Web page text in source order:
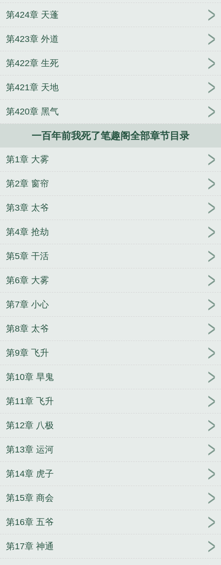
章节更新时间
一百年前一百岁一百
年后多少岁
成
为男校宿管NPC林桑桑菡菡
赵峰雯
雯刘波笔趣阁
萧景秦越苏梨笔
马 成为男校宿管NPC笔趣阁
婴语满级我拿捏全豪门
刘天祥赵小花笔趣阁
获得催眠后玩遍全世界笔趣阁
程江雪周覆笔趣阁 王锦程曲颖 获得催眠后玩遍
全世界莫小颖的催眠小说
第424章 天蓬
第423章 外道
第422章 生死
第421章 天地
第420章 黑气
一百年前我死了笔趣阁全部章节目录
第1章 大雾
第2章 窗帘
第3章 太爷
第4章 抢劫
第5章 干活
第6章 大雾
第7章 小心
第8章 太爷
第9章 飞升
第10章 旱鬼
第11章 飞升
第12章 八极
第13章 运河
第14章 虎子
第15章 商会
第16章 五爷
第17章 神通